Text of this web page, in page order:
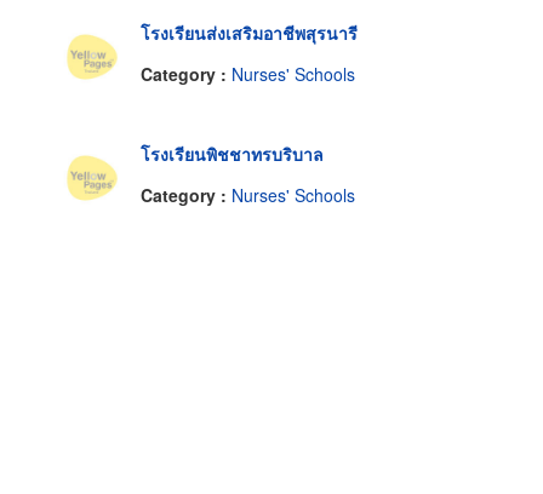
โรงเรียนส่งเสริมอาชีพสุรนารี
Category : Nurses' Schools
โรงเรียนพิชชาทรบริบาล
Category : Nurses' Schools